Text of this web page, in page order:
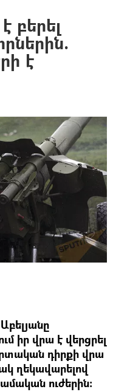
բերել
է
իր վրա է վերցրել
դիրքի վրա
ղեկավարելով
ուժերին: